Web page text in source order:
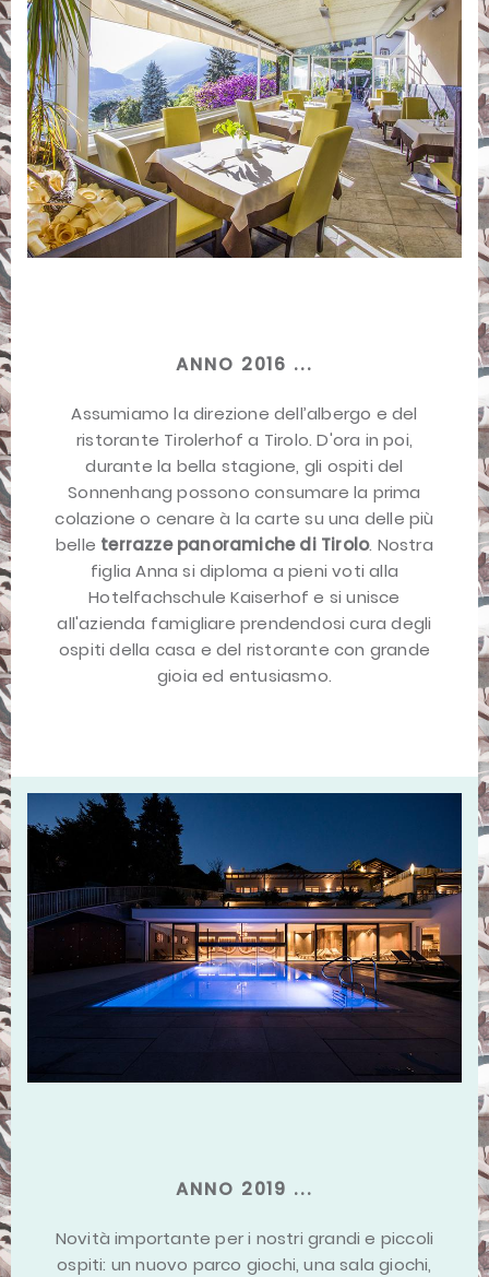
ANNO 2016 ...
Assumiamo la direzione dell’albergo e del
ristorante Tirolerhof a Tirolo. D'ora in poi,
durante la bella stagione, gli ospiti del
Sonnenhang possono consumare la prima
colazione o cenare à la carte su una delle più
belle terrazze panoramiche di Tirolo. Nostra
figlia Anna si diploma a pieni voti alla
Hotelfachschule Kaiserhof e si unisce
all'azienda famigliare prendendosi cura degli
ospiti della casa e del ristorante con grande
gioia ed entusiasmo.
ANNO 2019 ...
Novità importante per i nostri grandi e piccoli
ospiti: un nuovo parco giochi, una sala giochi,